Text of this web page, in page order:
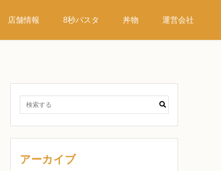
店舗情報 8秒パスタ 丼物 運営会社
アーカイブ